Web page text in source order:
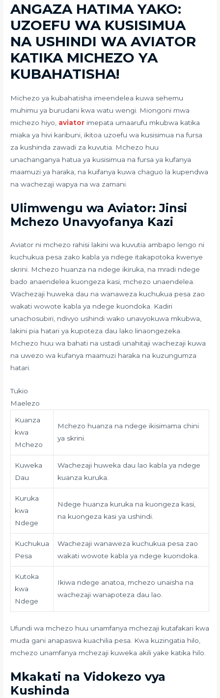
ANGAZA HATIMA YAKO:
UZOEFU WA KUSISIMUA
NA USHINDI WA AVIATOR
KATIKA MICHEZO YA
KUBAHATISHA!
Michezo ya kubahatisha imeendelea kuwa sehemu
muhimu ya burudani kwa watu wengi. Miongoni mwa
michezo hiyo, aviator imepata umaarufu mkubwa katika
miaka ya hivi karibuni, ikitoa uzoefu wa kusisimua na fursa
za kushinda zawadi za kuvutia. Mchezo huu
unachanganya hatua ya kusisimua na fursa ya kufanya
maamuzi ya haraka, na kuifanya kuwa chaguo la kupendwa
na wachezaji wapya na wa zamani.
Ulimwengu wa Aviator: Jinsi
Mchezo Unavyofanya Kazi
Aviator ni mchezo rahisi lakini wa kuvutia ambapo lengo ni
kuchukua pesa zako kabla ya ndege itakapotoka kwenye
skrini. Mchezo huanza na ndege ikiruka, na mradi ndege
bado anaendelea kuongeza kasi, mchezo unaendelea.
Wachezaji huweka dau na wanaweza kuchukua pesa zao
wakati wowote kabla ya ndege kuondoka. Kadiri
unachosubiri, ndivyo ushindi wako unavyokuwa mkubwa,
lakini pia hatari ya kupoteza dau lako linaongezeka.
Mchezo huu wa bahati na ustadi unahitaji wachezaji kuwa
na uwezo wa kufanya maamuzi haraka na kuzungumza
hatari.
Tukio
Maelezo
Kuanza
kwa
Mchezo
Mchezo huanza na ndege ikisimama chini
ya skrini.
Kuweka
Dau
Wachezaji huweka dau lao kabla ya ndege
kuanza kuruka.
Kuruka
kwa
Ndege
Ndege huanza kuruka na kuongeza kasi,
na kuongeza kasi ya ushindi.
Kuchukua
Pesa
Wachezaji wanaweza kuchukua pesa zao
wakati wowote kabla ya ndege kuondoka.
Kutoka
kwa
Ndege
Ikiwa ndege anatoa, mchezo unaisha na
wachezaji wanapoteza dau lao.
Ufundi wa mchezo huu unamfanya mchezaji kutafakari kwa
muda gani anapaswa kuachilia pesa. Kwa kuzingatia hilo,
mchezo unamfanya mchezaji kuweka akili yake katika hilo.
Mkakati na Vidokezo vya
Kushinda